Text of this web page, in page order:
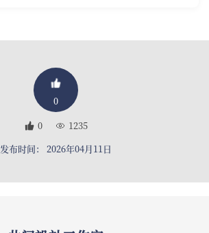
0
0
1235
发布时间： 2026年04月11日